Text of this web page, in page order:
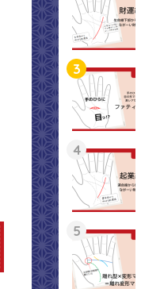
3
4
5